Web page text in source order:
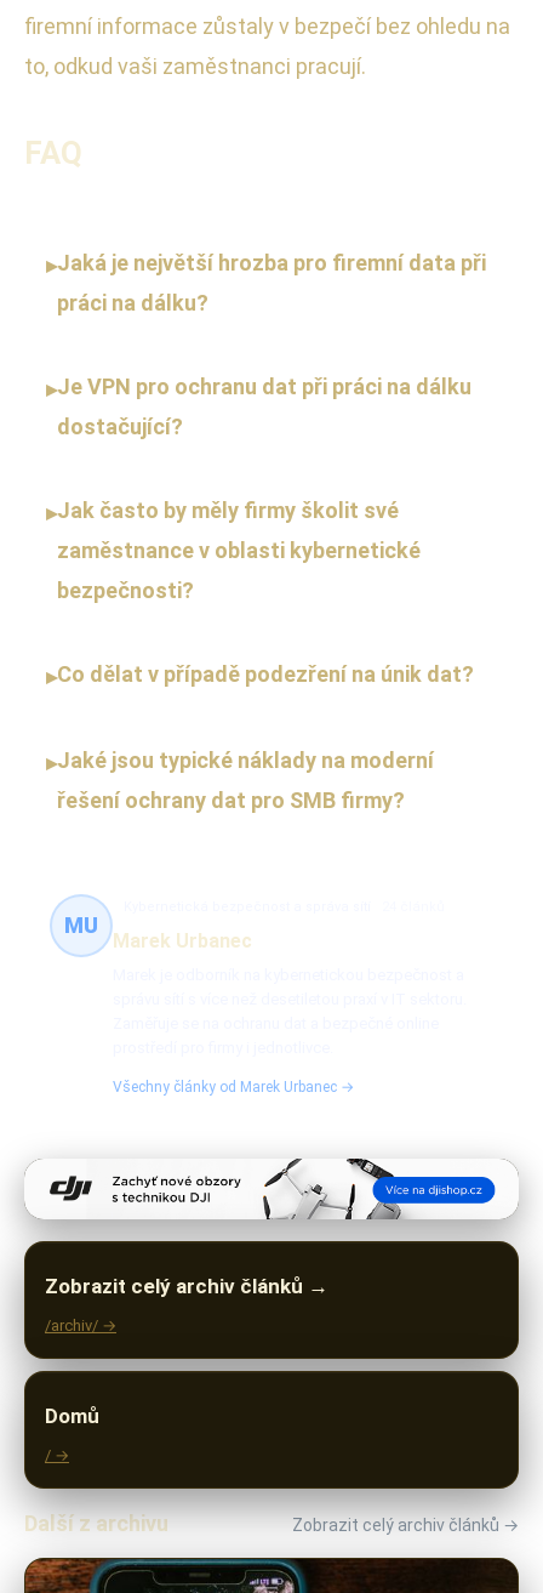
firemní informace zůstaly v bezpečí bez ohledu na
to, odkud vaši zaměstnanci pracují.
FAQ
▸Jaká je největší hrozba pro firemní data při
práci na dálku?
▸Je VPN pro ochranu dat při práci na dálku
dostačující?
▸Jak často by měly firmy školit své
zaměstnance v oblasti kybernetické
bezpečnosti?
▸Co dělat v případě podezření na únik dat?
▸Jaké jsou typické náklady na moderní
řešení ochrany dat pro SMB firmy?
MU
Marek Urbanec
Všechny články od Marek Urbanec →
Zobrazit celý archiv článků →
/archiv/ →
Domů
/ →
Další z archivu Zobrazit celý archiv článků →